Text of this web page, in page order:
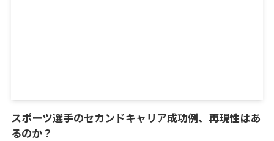
スポーツ選手のセカンドキャリア成功例、再現性はあ
るのか？